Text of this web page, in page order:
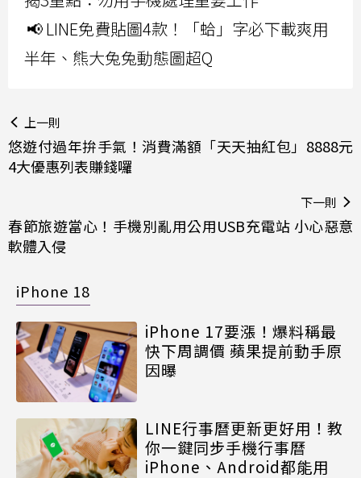
📢 LINE免費貼圖4款！「蛤」字必下載爽用
半年、熊大兔兔動態圖超Q
上一則
悠遊付過年拚手氣！消費滿額「天天抽紅包」8888元
4大優惠列表賺錢囉
下一則
春節旅遊當心！手機別亂用公用USB充電站 小心惡意
軟體入侵
iPhone 18
iPhone 17要漲！爆料稱最
快下周調價 蘋果提前動手原
因曝
LINE行事曆更新更好用！教
你一鍵同步手機行事曆
iPhone、Android都能用